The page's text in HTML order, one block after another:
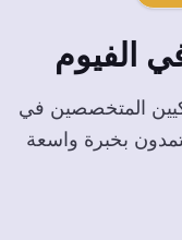
الفيوم
المتخصصين في
بخبرة واسعة